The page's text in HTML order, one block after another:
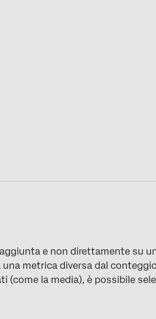
e non direttamente su
metrica diversa dal
(come la media), è possibile